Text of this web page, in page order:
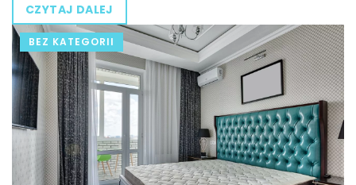
CZYTAJ DALEJ
BEZ KATEGORII